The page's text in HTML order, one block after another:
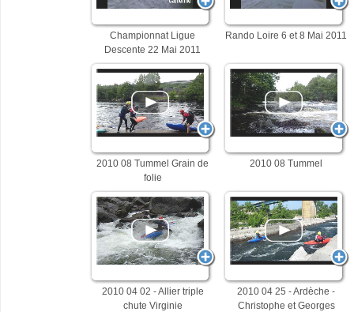
Championnat Ligue
Descente 22 Mai 2011
Rando Loire 6 et 8 Mai 2011
2010 08 Tummel Grain de
folie
2010 08 Tummel
2010 04 02 - Allier triple
chute Virginie
2010 04 25 - Ardèche -
Christophe et Georges